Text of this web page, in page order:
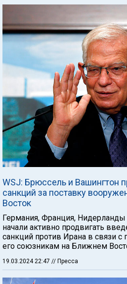
WSJ: Брюссель и Вашингтон
санкций за поставку
Восток
Германия, Франция,
начали активно продвигать
санкций против Ирана в связи с
его союзникам на Ближнем
19.03.2024 22:47 // Пресса